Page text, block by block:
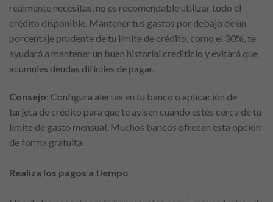
realmente necesitas, no es recomendable utilizar todo el
crédito disponible. Mantener tus gastos por debajo de un
porcentaje prudente de tu límite de crédito, como el 30%, te
ayudará a mantener un buen historial crediticio y evitará que
acumules deudas difíciles de pagar.
Consejo: Configura alertas en tu banco o aplicación de
tarjeta de crédito para que te avisen cuando estés cerca de tu
límite de gasto mensual. Muchos bancos ofrecen esta opción
de forma gratuita.
Realiza los pagos a tiempo